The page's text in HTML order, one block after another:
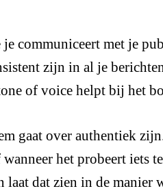
communiceert met je
zijn in al je
of voice helpt bij het
gaat over authentiek
het probeert iets
laat dat zien in de manier